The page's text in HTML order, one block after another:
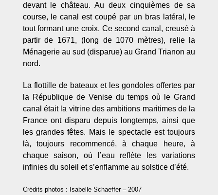
devant le château. Au deux cinquièmes de sa
course, le canal est coupé par un bras latéral, le
tout formant une croix. Ce second canal, creusé à
partir de 1671, (long de 1070 mètres), relie la
Ménagerie au sud (disparue) au Grand Trianon au
nord.
La flottille de bateaux et les gondoles offertes par
la République de Venise du temps où le Grand
canal était la vitrine des ambitions maritimes de la
France ont disparu depuis longtemps, ainsi que
les grandes fêtes. Mais le spectacle est toujours
là, toujours recommencé, à chaque heure, à
chaque saison, où l’eau reflète les variations
infinies du soleil et s’enflamme au solstice d’été.
Crédits photos : Isabelle Schaeffer – 2007